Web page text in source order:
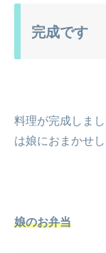
完成です
料理が完成しま
は娘におまかせし
娘のお弁当